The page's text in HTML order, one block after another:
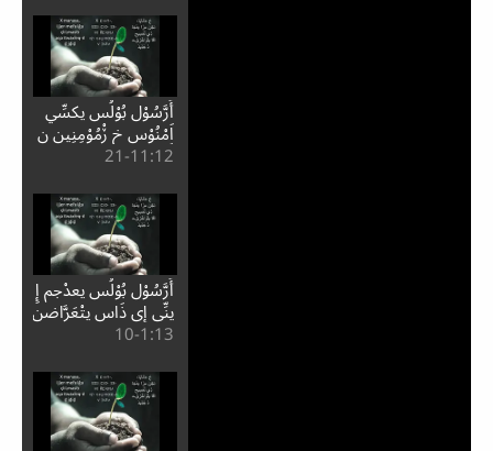
أَرَّسُوْل بُوْلُس يكسِّي
اَمْنُوْس خ ڒْمُوْمِنِين ن
أَيث-كُوْرِينْث
12:⁧11⁩-21
أَرَّسُوْل بُوْلُس يعدْجم إِ
يِنِّي إِي ذَاس يتْعَرَّاضن
13:⁧1⁩-10